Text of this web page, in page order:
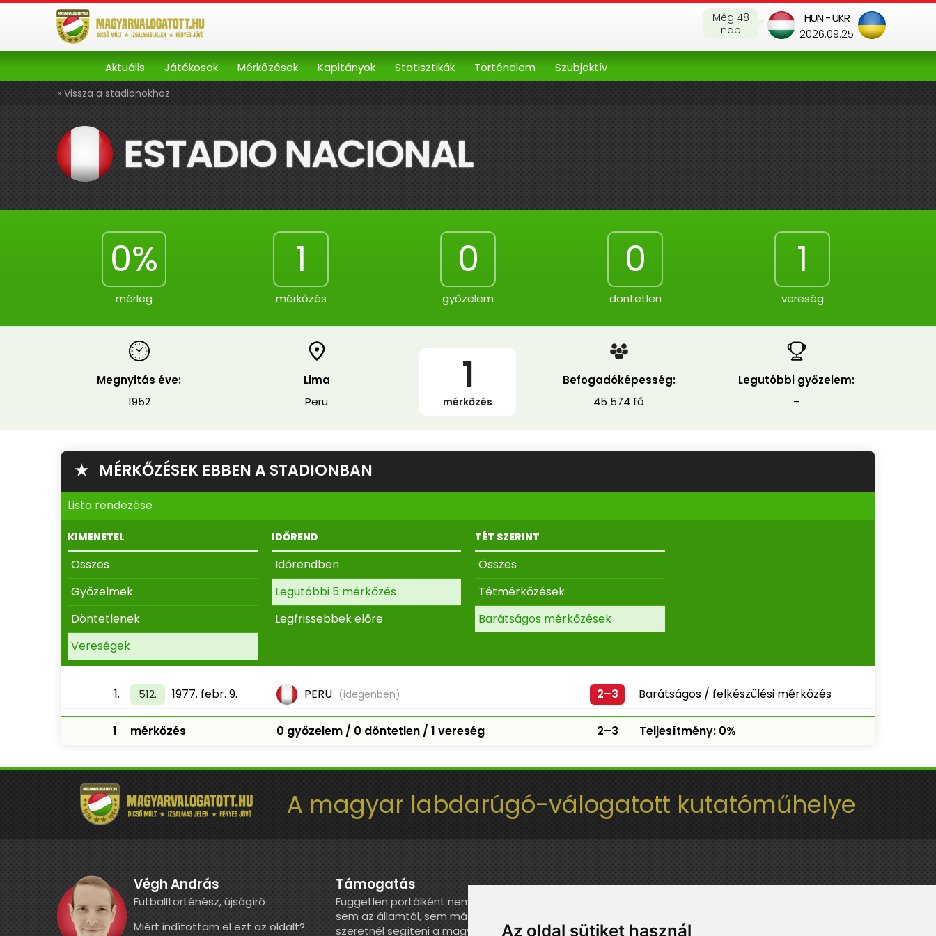
Az oldal sütiket használ
HUN - UKR
2026.09.25
Még 48
nap
Aktuális Játékosok Mérkőzések Kapitányok Statisztikák Történelem Szubjektív
« Vissza a stadionokhoz
ESTADIO NACIONAL
0%
mérleg
1
mérkőzés
0
győzelem
0
döntetlen
1
vereség
Megnyitás éve:
1952
Lima
Peru
1
mérkőzés
Befogadóképesség:
45 574 fő
Legutóbbi győzelem:
–
★ MÉRKŐZÉSEK EBBEN A STADIONBAN
Lista rendezése
KIMENETEL
Összes
Győzelmek
Döntetlenek
Vereségek
IDŐREND
Időrendben
Legutóbbi 5 mérkőzés
Legfrissebbek előre
TÉT SZERINT
Összes
Tétmérkőzések
Barátságos mérkőzések
1. 512. 1977. febr. 9. PERU (idegenben) 2–3 Barátságos / felkészülési mérkőzés
1 mérkőzés 0 győzelem / 0 döntetlen / 1 vereség 2–3 Teljesítmény: 0%
A magyar labdarúgó-válogatott kutatóműhelye
Végh András
Futballtörténész, újságíró
Miért indítottam el ezt az oldalt?
Támogatás
Független portálként nem kapunk juttatást
sem az államtól, sem más szervezettől. Ha
szeretnél segíteni a magyar válogatott